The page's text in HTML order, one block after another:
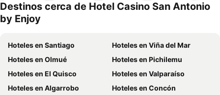
miento
Destinos cerca de Hotel Casino San Antonio
by Enjoy
Hoteles en Santiago
Hoteles en Viña del Mar
Hoteles en Olmué
Hoteles en Pichilemu
Hoteles en El Quisco
Hoteles en Valparaíso
Hoteles en Algarrobo
Hoteles en Concón